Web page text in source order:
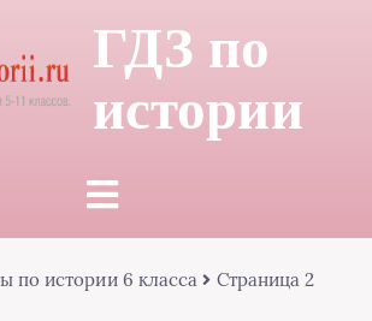
ГДЗ по
истории
по истории 6 класса Страница 2